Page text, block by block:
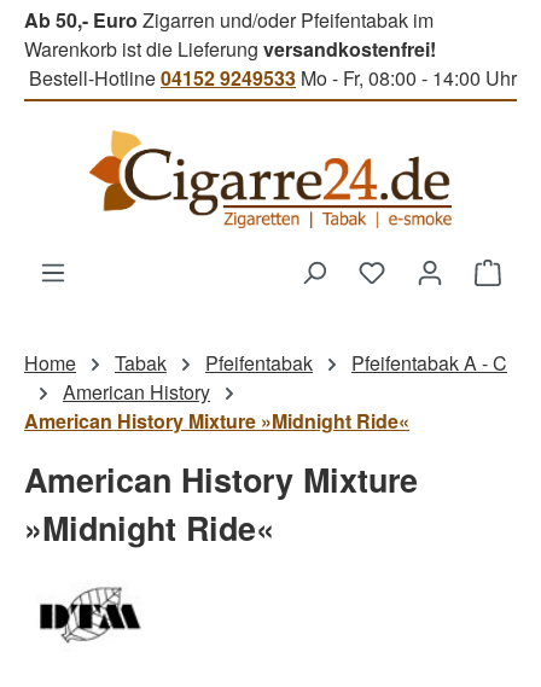
Zum Hauptinhalt springen
Ab 50,- Euro Zigarren und/oder Pfeifentabak im
Warenkorb ist die Lieferung versandkostenfrei!
Bestell-Hotline04152 9249533 Mo - Fr, 08:00 - 14:00 Uhr
Du hast 0
Home Tabak Pfeifentabak
Pfeifentabak A - C
American History
American History Mixture »Midnight Ride«
American History Mixture
»Midnight Ride«